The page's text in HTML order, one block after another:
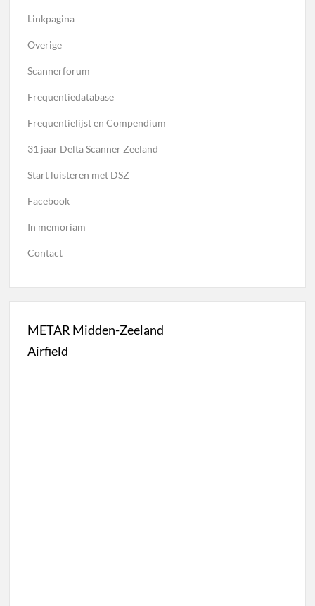
Linkpagina
Overige
Scannerforum
Frequentiedatabase
Frequentielijst en Compendium
31 jaar Delta Scanner Zeeland
Start luisteren met DSZ
Facebook
In memoriam
Contact
METAR Midden-Zeeland
Airfield